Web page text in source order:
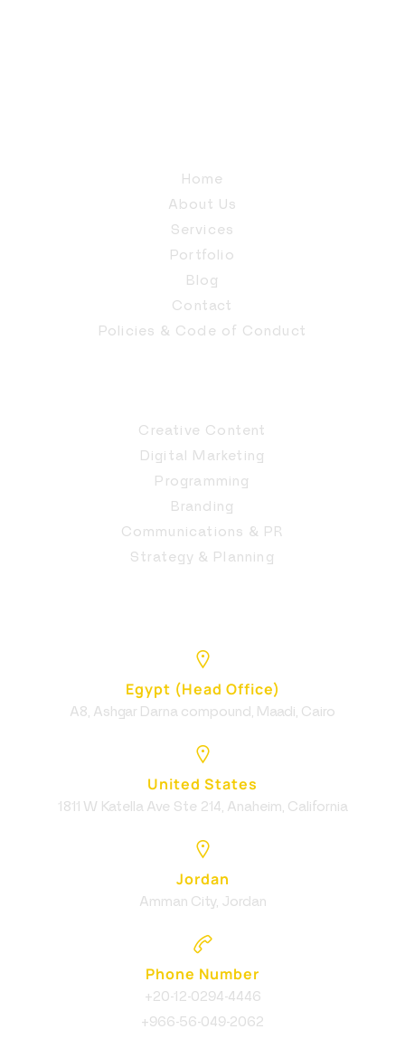
Home
About Us
Services
Portfolio
Blog
Contact
Policies & Code of Conduct
Creative Content
Digital Marketing
Programming
Branding
Communications & PR
Strategy & Planning
Egypt (Head Office)
A8, Ashgar Darna compound, Maadi, Cairo
United States
1811 W Katella Ave Ste 214, Anaheim, California
Jordan
Amman City, Jordan
Phone Number
+20-12-0294-4446
+966-56-049-2062